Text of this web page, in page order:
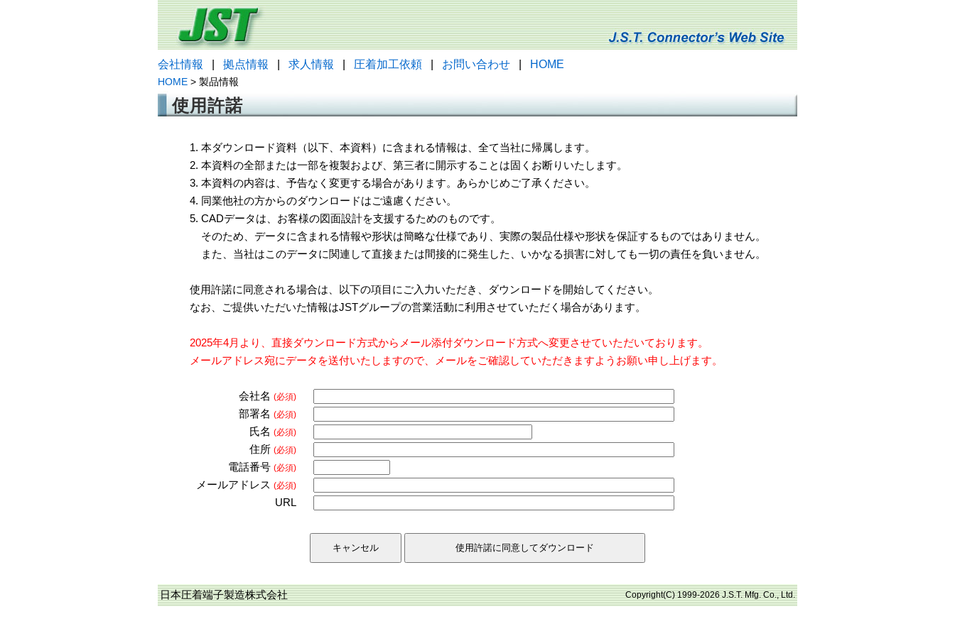
会社情報 拠点情報 求人情報 圧着加工依頼 お問い合わせ HOME
HOME > 製品情報
使用許諾
1. 本ダウンロード資料（以下、本資料）に含まれる情報は、全て当社に帰属します。
2. 本資料の全部または一部を複製および、第三者に開示することは固くお断りいたします。
3. 本資料の内容は、予告なく変更する場合があります。あらかじめご了承ください。
4. 同業他社の方からのダウンロードはご遠慮ください。
5. CADデータは、お客様の図面設計を支援するためのものです。
そのため、データに含まれる情報や形状は簡略な仕様であり、実際の製品仕様や形状を保証するものではありません。
また、当社はこのデータに関連して直接または間接的に発生した、いかなる損害に対しても一切の責任を負いません。
使用許諾に同意される場合は、以下の項目にご入力いただき、ダウンロードを開始してください。
なお、ご提供いただいた情報はJSTグループの営業活動に利用させていただく場合があります。
2025年4月より、直接ダウンロード方式からメール添付ダウンロード方式へ変更させていただいております。
メールアドレス宛にデータを送付いたしますので、メールをご確認していただきますようお願い申し上げます。
会社名 (必須)
部署名 (必須)
氏名 (必須)
住所 (必須)
電話番号 (必須)
メールアドレス (必須)
URL
日本圧着端子製造株式会社 Copyright(C) 1999-2026 J.S.T. Mfg. Co., Ltd.